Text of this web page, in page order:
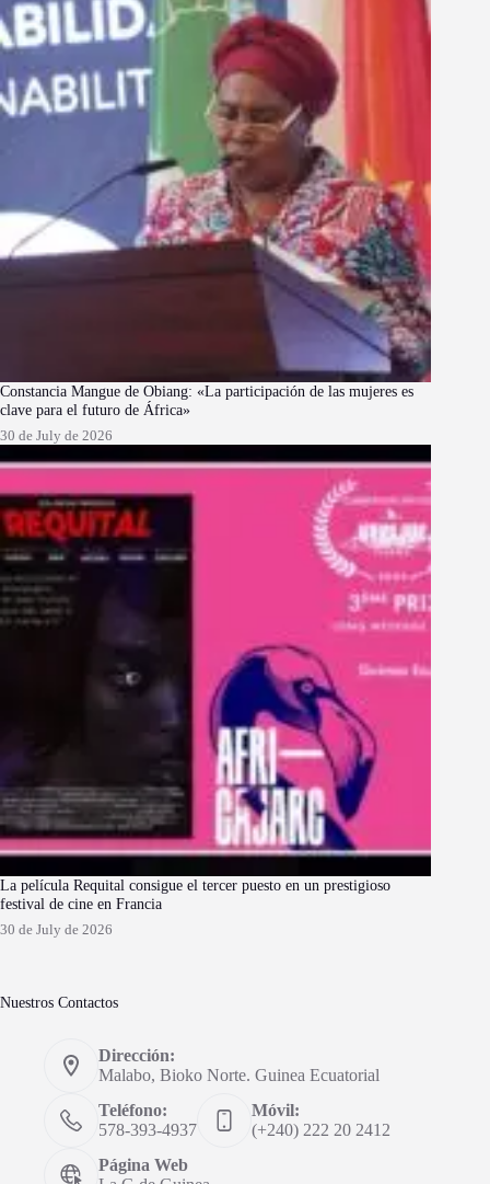
Constancia Mangue de Obiang: «La participación de las mujeres es
clave para el futuro de África»
30 de July de 2026
La película Requital consigue el tercer puesto en un prestigioso
festival de cine en Francia
30 de July de 2026
Nuestros Contactos
Dirección:
Malabo, Bioko Norte. Guinea Ecuatorial
Teléfono:
578-393-4937
Móvil:
(+240) 222 20 2412
Página Web